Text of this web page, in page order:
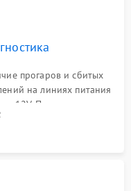
прогаров и сбитых
на линиях питания
12V. Проверка на
питания GPU и